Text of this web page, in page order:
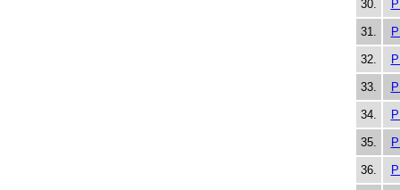
30.
31.
32.
33.
34.
35.
36.